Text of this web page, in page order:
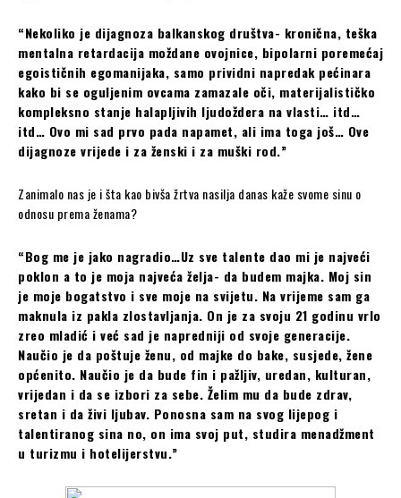
“Nekoliko je dijagnoza balkanskog društva- kronična, teška
mentalna retardacija moždane ovojnice, bipolarni poremećaj
egoističnih egomanijaka, samo prividni napredak pećinara
kako bi se oguljenim ovcama zamazale oči, materijalističko
kompleksno stanje halapljivih ljudoždera na vlasti… itd…
itd… Ovo mi sad prvo pada napamet, ali ima toga još… Ove
dijagnoze vrijede i za ženski i za muški rod.”
Zanimalo nas je i šta kao bivša žrtva nasilja danas kaže svome sinu o
odnosu prema ženama?
“Bog me je jako nagradio…Uz sve talente dao mi je najveći
poklon a to je moja najveća želja- da budem majka. Moj sin
je moje bogatstvo i sve moje na svijetu. Na vrijeme sam ga
maknula iz pakla zlostavljanja. On je za svoju 21 godinu vrlo
zreo mladić i već sad je napredniji od svoje generacije.
Naučio je da poštuje ženu, od majke do bake, susjede, žene
općenito. Naučio je da bude fin i pažljiv, uredan, kulturan,
vrijedan i da se izbori za sebe. Želim mu da bude zdrav,
sretan i da živi ljubav. Ponosna sam na svog lijepog i
talentiranog sina no, on ima svoj put, studira menadžment
u turizmu i hotelijerstvu.”